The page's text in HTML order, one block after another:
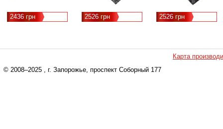
2436 грн 2526 грн 2526 грн
Карта
© 2008–2025 , г. Запорожье, проспект Соборный 177